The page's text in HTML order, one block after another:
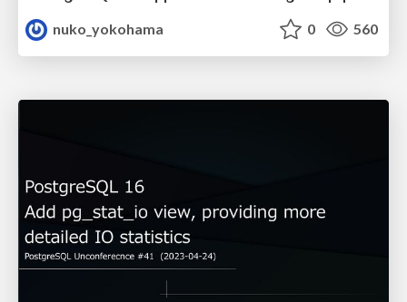
nuko_yokohama
0 560